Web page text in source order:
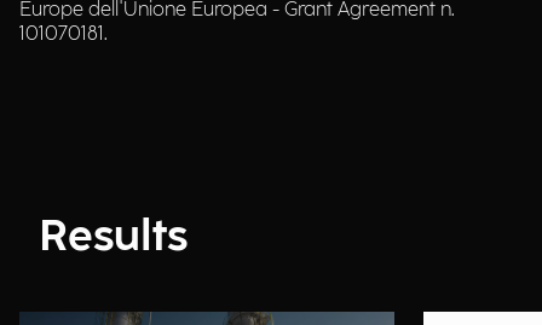
Europe dell'Unione Europea - Grant Agreement n.
101070181.
Results